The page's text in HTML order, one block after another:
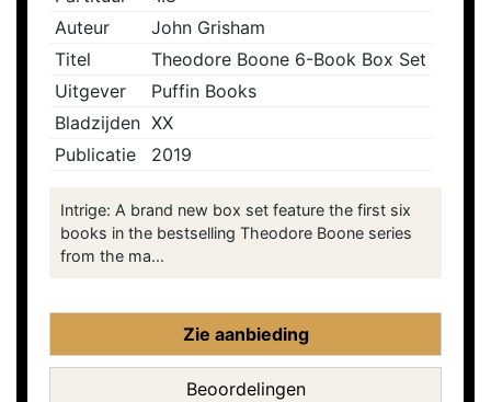
Auteur
John Grisham
Titel
Theodore Boone 6-Book Box Set
Uitgever
Puffin Books
Bladzijden XX
Publicatie
2019
Intrige: A brand new box set feature the first six
books in the bestselling Theodore Boone series
from the ma...
Zie aanbieding
Beoordelingen